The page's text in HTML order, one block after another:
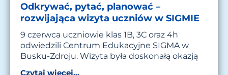
Odkrywać, pytać, planować –
rozwijająca wizyta uczniów w SIGMIE
9 czerwca uczniowie klas 1B, 3C oraz 4h
odwiedzili Centrum Edukacyjne SIGMA w
Busku-Zdroju. Wizyta była doskonałą okazją
Czytaj więcej...